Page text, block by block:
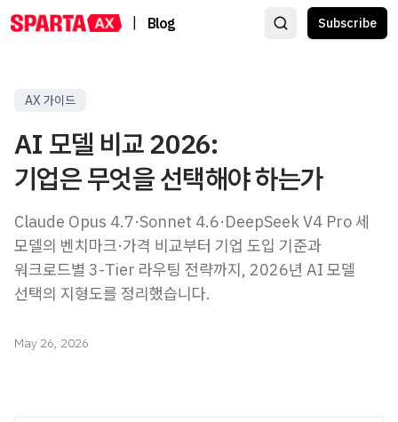
Blog Subscribe
AX 가이드
AI 모델 비교 2026:
기업은 무엇을 선택해야 하는가
Claude Opus 4.7·Sonnet 4.6·DeepSeek V4 Pro 세
모델의 벤치마크·가격 비교부터 기업 도입 기준과
워크로드별 3-Tier 라우팅 전략까지, 2026년 AI 모델
선택의 지형도를 정리했습니다.
May 26, 2026